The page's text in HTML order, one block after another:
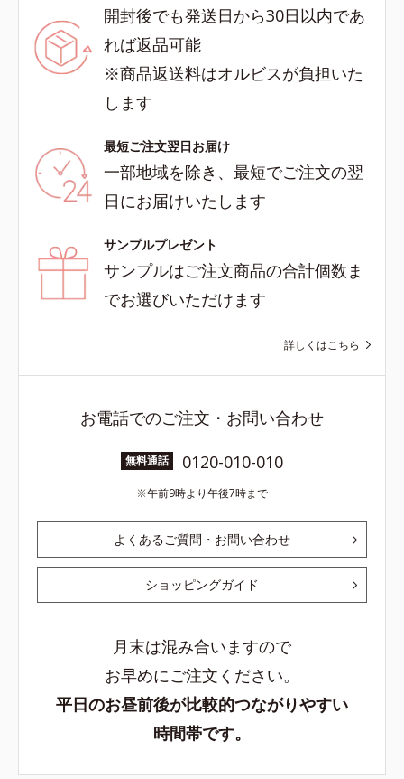
開封後でも発送日から30日以内であ
れば返品可能
※商品返送料はオルビスが負担いた
します
最短ご注文翌日お届け
一部地域を除き、最短でご注文の翌
日にお届けいたします
サンプルプレゼント
サンプルはご注文商品の合計個数ま
でお選びいただけます
詳しくはこちら
お電話でのご注文・お問い合わせ
無料通話 0120-010-010
午前9時より午後7時まで
よくあるご質問・お問い合わせ
ショッピングガイド
月末は混み合いますので
お早めにご注文ください。
平日のお昼前後が比較的つながりやすい
時間帯です。